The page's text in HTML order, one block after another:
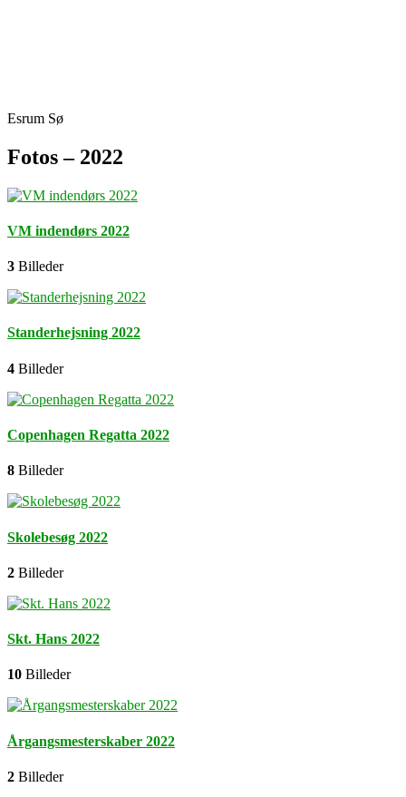
Esrum Sø
Fotos – 2022
VM indendørs 2022
3 Billeder
Standerhejsning 2022
4 Billeder
Copenhagen Regatta 2022
8 Billeder
Skolebesøg 2022
2 Billeder
Skt. Hans 2022
10 Billeder
Årgangsmesterskaber 2022
2 Billeder